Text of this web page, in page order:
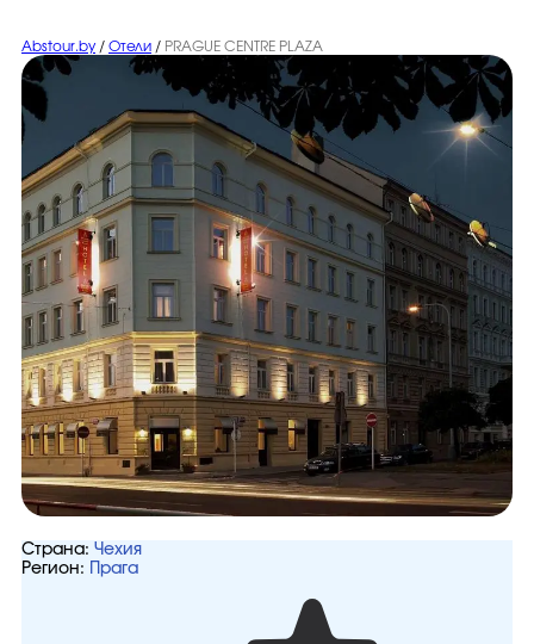
Abstour.by / Отели / PRAGUE CENTRE PLAZA
Страна: Чехия
Регион:
Прага